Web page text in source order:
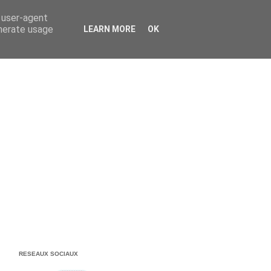
RESEAUX SOCIAUX
agent
usage
LEARN MORE OK